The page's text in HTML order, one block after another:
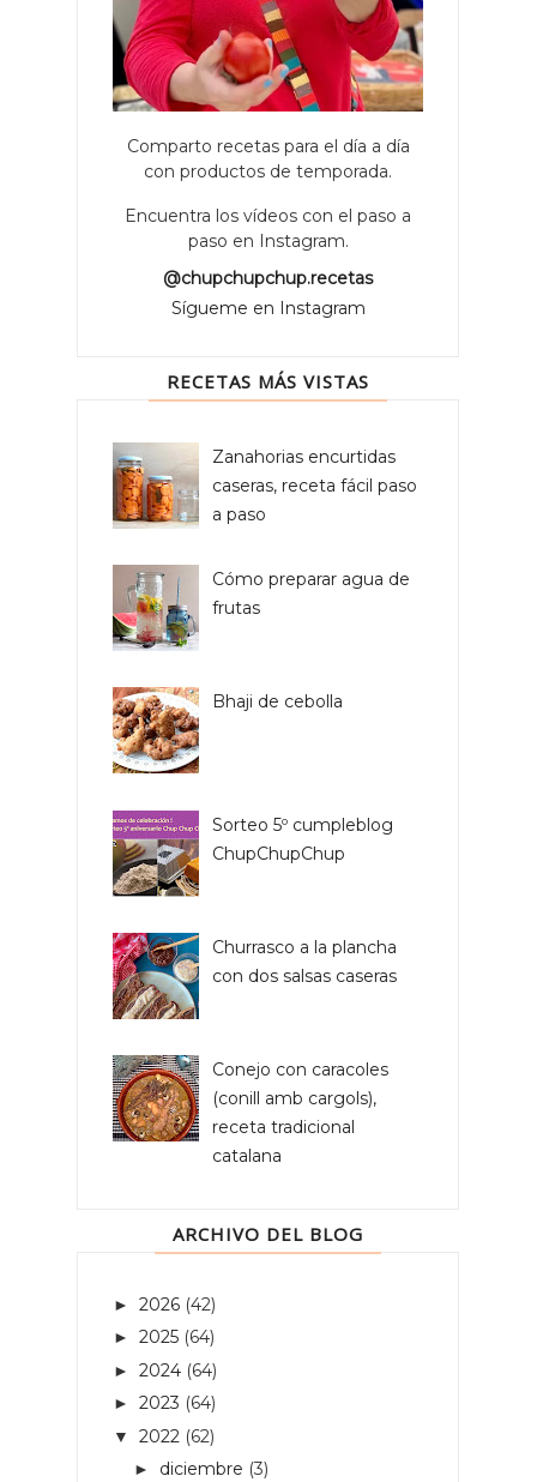
Comparto recetas para el día a día
con productos de temporada.
Encuentra los vídeos con el paso a
paso en Instagram.
@chupchupchup.recetas
Sígueme en Instagram
RECETAS MÁS VISTAS
Zanahorias encurtidas
caseras, receta fácil paso
a paso
Cómo preparar agua de
frutas
Bhaji de cebolla
Sorteo 5º cumpleblog
ChupChupChup
Churrasco a la plancha
con dos salsas caseras
Conejo con caracoles
(conill amb cargols),
receta tradicional
catalana
ARCHIVO DEL BLOG
► 2026 (42)
► 2025 (64)
► 2024 (64)
► 2023 (64)
▼ 2022 (62)
► diciembre (3)